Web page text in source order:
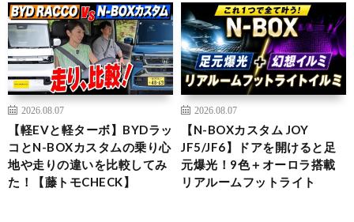
2026.08.07
【軽EVと軽ターボ】BYDラッ
コとN-BOXカスタムの乗り心
地や走りの違いを比較してみ
た！【藤トモCHECK】
2026.08.07
【N-BOXカスタム JOY
JF5/JF6】ドアを開けると足
元爆光！9色＋オーロラ搭載
リアルームフットライト